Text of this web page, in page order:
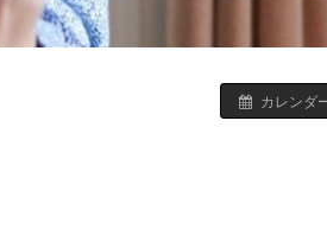
カレンダ